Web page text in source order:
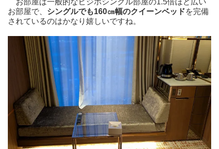
お部屋で、 シングルでも160㎝幅のクイーンベッドを完備
されているのはかなり嬉しいですね。